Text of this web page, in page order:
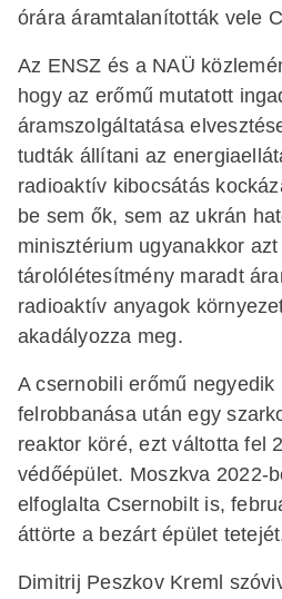
órára áramtalanították vele
Az ENSZ és a NAÜ
hogy az erőmű mutatott
áramszolgáltatása
tudták állítani az
radioaktív kibocsátás
be sem ők, sem az ukrán
minisztérium ugyanakkor
tárolólétesítmény maradt
radioaktív anyagok
akadályozza meg.
A csernobili erőmű negyedik
felrobbanása után egy
reaktor köré, ezt váltotta fel
védőépület. Moszkva 2022-
elfoglalta Csernobilt is,
áttörte a bezárt épület
Dimitrij Peszkov Kreml